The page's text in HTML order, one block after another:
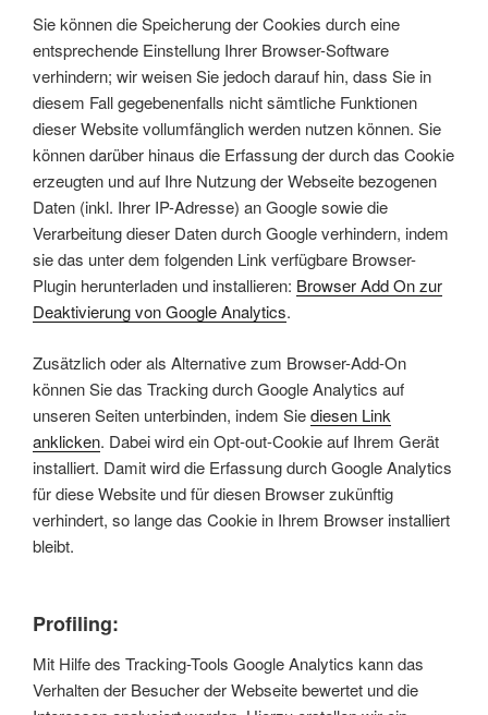
Sie können die Speicherung der Cookies durch eine
entsprechende Einstellung Ihrer Browser-Software
verhindern; wir weisen Sie jedoch darauf hin, dass Sie in
diesem Fall gegebenenfalls nicht sämtliche Funktionen
dieser Website vollumfänglich werden nutzen können. Sie
können darüber hinaus die Erfassung der durch das Cookie
erzeugten und auf Ihre Nutzung der Webseite bezogenen
Daten (inkl. Ihrer IP-Adresse) an Google sowie die
Verarbeitung dieser Daten durch Google verhindern, indem
sie das unter dem folgenden Link verfügbare Browser-
Plugin herunterladen und installieren: Browser Add On zur
Deaktivierung von Google Analytics.
Zusätzlich oder als Alternative zum Browser-Add-On
können Sie das Tracking durch Google Analytics auf
unseren Seiten unterbinden, indem Siediesen Link
anklicken. Dabei wird ein Opt-out-Cookie auf Ihrem Gerät
installiert. Damit wird die Erfassung durch Google Analytics
für diese Website und für diesen Browser zukünftig
verhindert, so lange das Cookie in Ihrem Browser installiert
bleibt.
Profiling:
Mit Hilfe des Tracking-Tools Google Analytics kann das
Verhalten der Besucher der Webseite bewertet und die